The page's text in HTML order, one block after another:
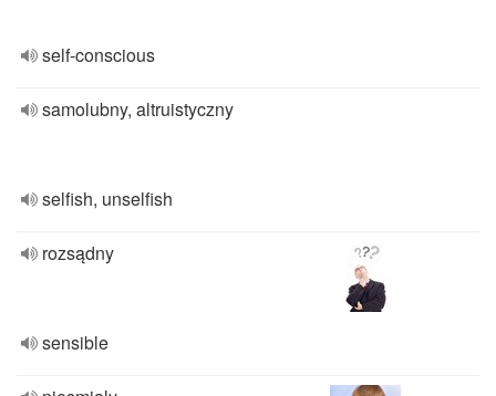
self-conscious
samolubny, altruistyczny
selfish, unselfish
rozsądny
sensible